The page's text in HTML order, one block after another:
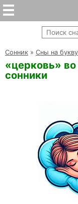
Cонник » Сны на
«церковь»
сонники